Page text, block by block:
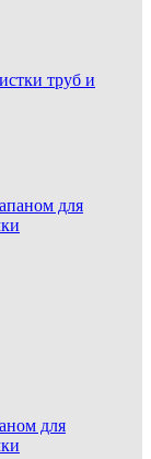
труб и
для